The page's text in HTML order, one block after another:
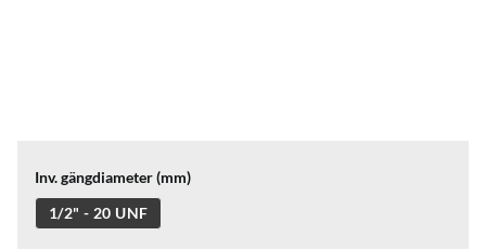
Inv. gängdiameter (mm)
1/2" - 20 UNF